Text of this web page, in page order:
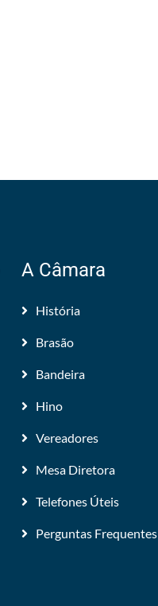
A Câmara
História
Brasão
Bandeira
Hino
Vereadores
Mesa Diretora
Telefones Úteis
Perguntas Frequentes